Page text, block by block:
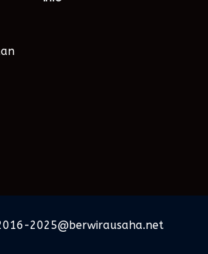
2025@berwirausaha.net